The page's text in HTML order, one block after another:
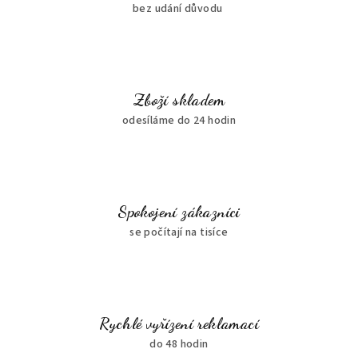
bez udání důvodu
Zboží skladem
odesíláme do 24 hodin
Spokojení zákazníci
se počítají na tisíce
Rychlé vyřízení reklamací
do 48 hodin